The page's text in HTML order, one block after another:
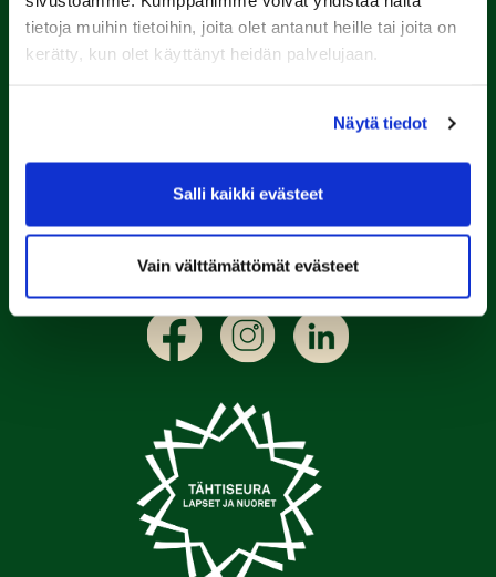
tietoja muihin tietoihin, joita olet antanut heille tai joita on
kerätty, kun olet käyttänyt heidän palvelujaan.
Näytä tiedot
Salli kaikki evästeet
Vain välttämättömät evästeet
Tähtiseura on Olympiakomitean, lajiliittojen ja liikunnan
aluejärjestöjen seurojen laatuohjelma. Keväällä 2024
PGK saavutti ensimmäisenä golfseurana aikuisliikunnan
Olympiakomitea nimesi PGK:n vuoden aikuisliikunnan